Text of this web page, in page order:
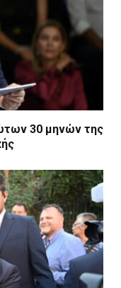
30 μηνών της